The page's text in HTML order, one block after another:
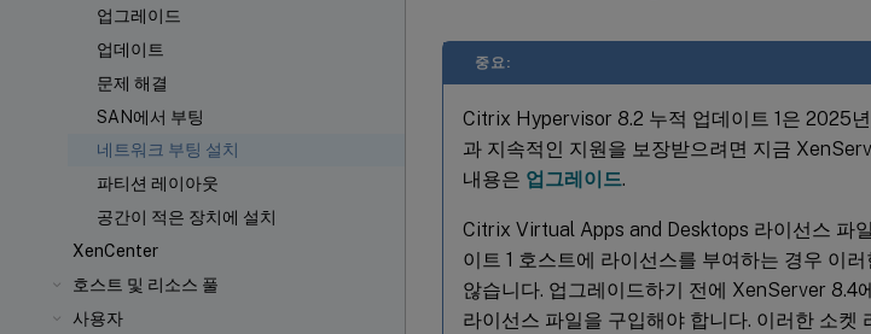
업그레이드
업데이트
문제 해결
SAN에서 부팅
네트워크 부팅 설치
파티션 레이아웃
공간이 적은 장치에 설치
XenCenter
호스트 및 리소스 풀
사용자
중요:
Citrix Hypervisor 8.2 누적 업데이트 1은 2025
과 지속적인 지원을 보장받으려면 지금
내용은 업그레이드.
Citrix Virtual Apps and Desktops 라이선스 파
이트 1 호스트에 라이선스를 부여하는 경우 이
않습니다. 업그레이드하기 전에 XenServer
라이선스 파일을 구입해야 합니다. 이러한 소